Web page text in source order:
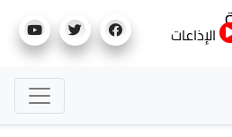
إلى
الإذاعات